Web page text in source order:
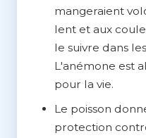
mangeraient
lent et aux
le suivre dans
L'anémone est
pour la vie.
Le poisson
protection